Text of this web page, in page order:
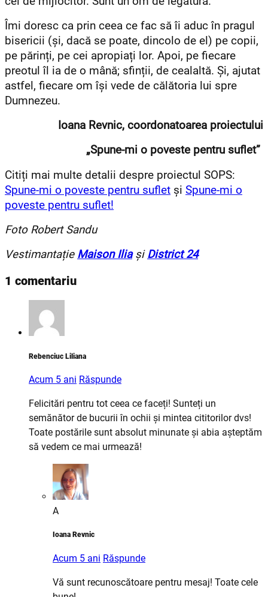
Îmi doresc ca prin ceea ce fac să îi aduc în pragul
bisericii (și, dacă se poate, dincolo de el) pe copii,
pe părinți, pe cei apropiați lor. Apoi, pe fiecare
preotul îl ia de o mână; sfinții, de cealaltă. Și, ajutat
astfel, fiecare om își vede de călătoria lui spre
Dumnezeu.
Ioana Revnic, coordonatoarea proiectului
„Spune-mi o poveste pentru suflet”
Citiți mai multe detalii despre proiectul SOPS:
Spune-mi o poveste pentru suflet și Spune-mi o
poveste pentru suflet!
Foto Robert Sandu
Vestimantație Maison Iliași District 24
1 comentariu
Rebenciuc Liliana
Acum 5 ani Răspunde
Felicitări pentru tot ceea ce faceți! Sunteți un
semănător de bucurii în ochii și mintea cititorilor dvs!
Toate postările sunt absolut minunate și abia așteptăm
să vedem ce mai urmează!
A
Ioana Revnic
Acum 5 ani Răspunde
Vă sunt recunoscătoare pentru mesaj! Toate cele